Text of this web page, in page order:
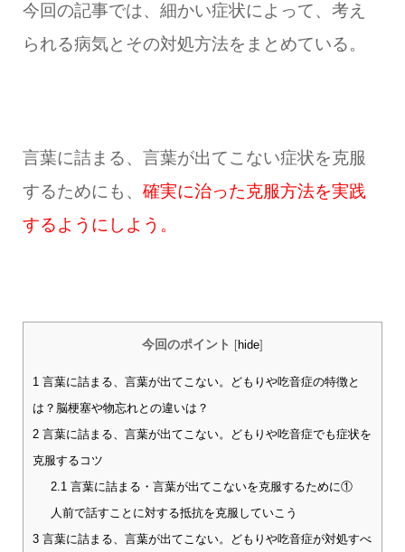
今回の記事では、細かい症状によって、考え
られる病気とその対処方法をまとめている。
言葉に詰まる、言葉が出てこない症状を克服
するためにも、 確実に治った克服方法を実践
するようにしよう。
今回のポイント hide]
1言葉に詰まる、言葉が出てこない。どもりや吃音症の特徴と
は？脳梗塞や物忘れとの違いは？
2言葉に詰まる、言葉が出てこない。どもりや吃音症でも症状を
克服するコツ
2.1言葉に詰まる・言葉が出てこないを克服するために①
人前で話すことに対する抵抗を克服していこう
3言葉に詰まる、言葉が出てこない。どもりや吃音症が対処すべ